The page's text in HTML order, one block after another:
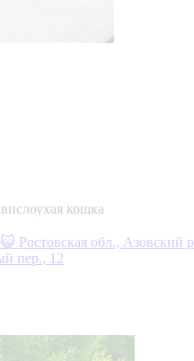
кошка
Ростовская обл., Азовский
пер., 12